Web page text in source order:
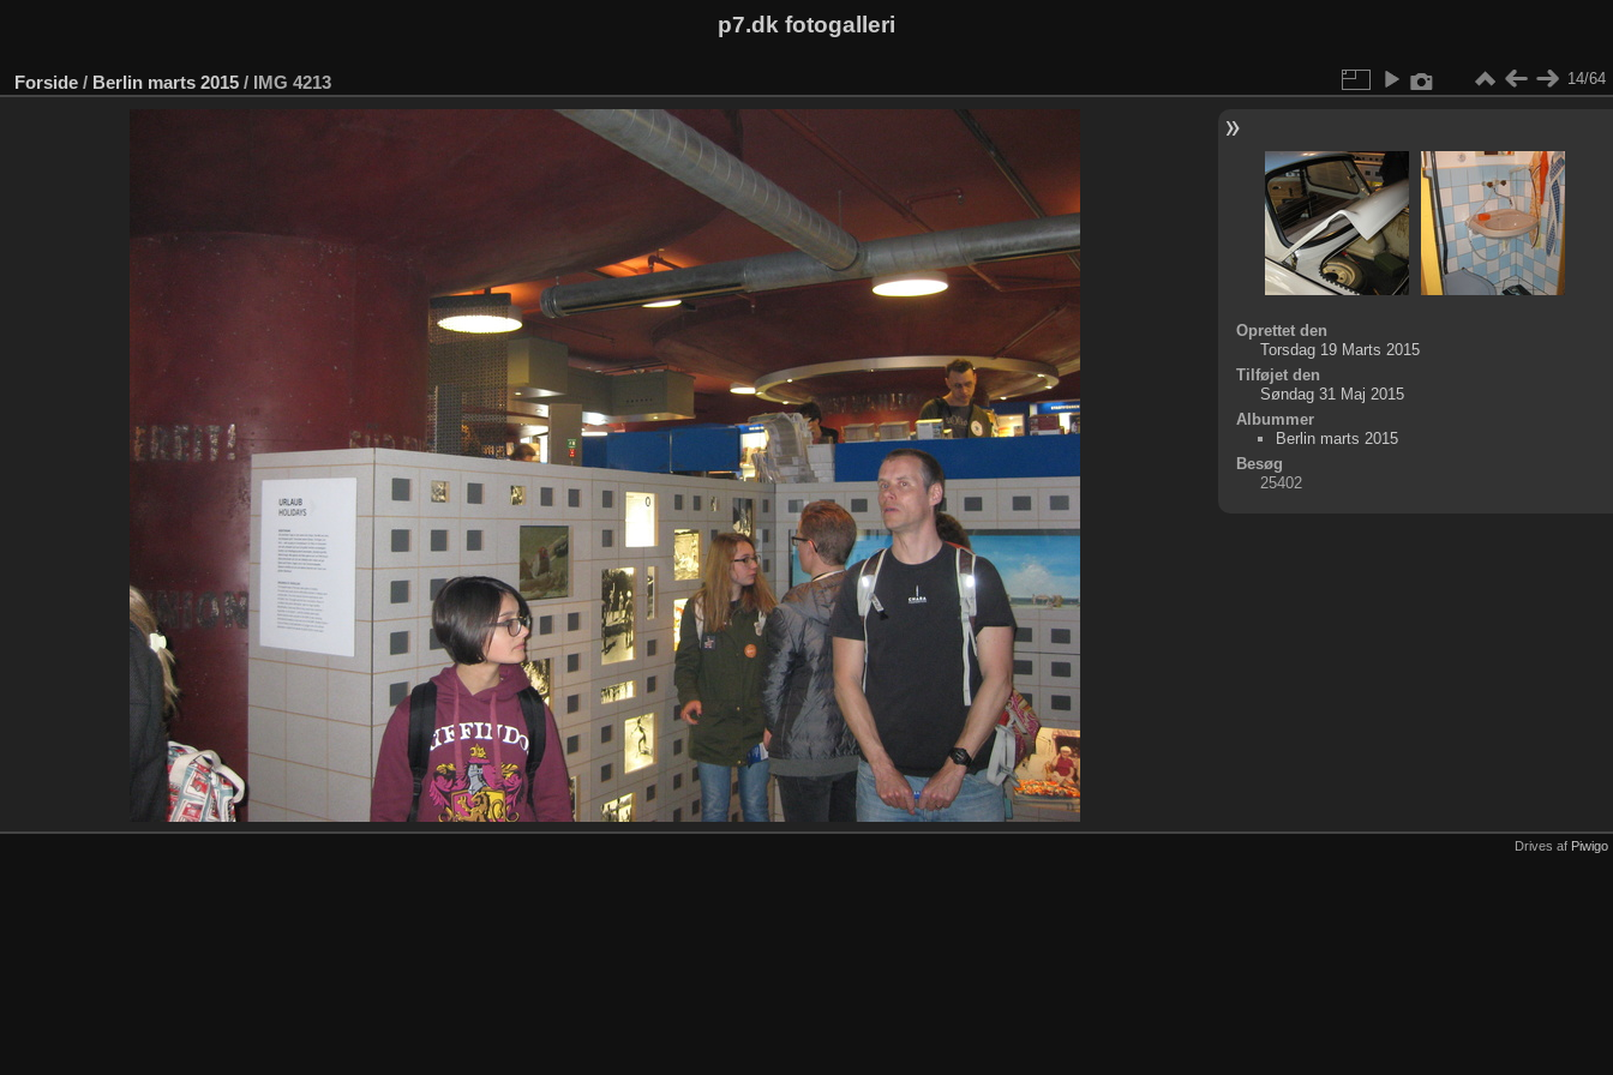
p7.dk fotogalleri
Forside / Berlin marts 2015 / IMG 4213 14/64
Oprettet den
Torsdag 19 Marts 2015
Tilføjet den
Søndag 31 Maj 2015
Albummer
Berlin marts 2015
Besøg
25402
Drives af Piwigo